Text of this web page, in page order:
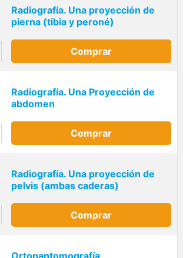
Radiografía. Una proyección de
pierna (tibia y peroné)
Comprar
Radiografía. Una Proyección de
abdomen
Comprar
Radiografía. Una proyección de
pelvis (ambas caderas)
Comprar